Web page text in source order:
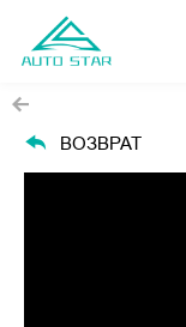
ВОЗВРАТ